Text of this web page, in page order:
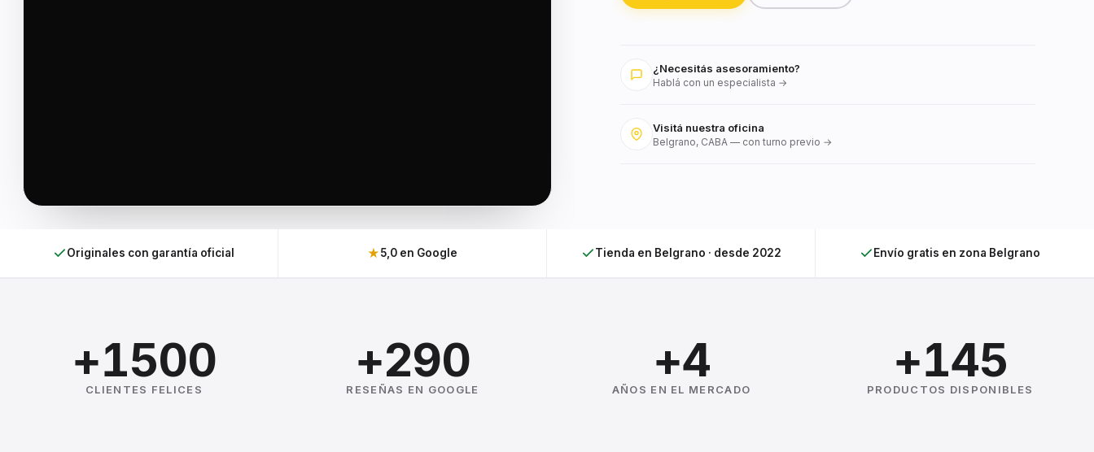
¿Necesitás asesoramiento?
Hablá con un especialista →
Visitá nuestra oficina
Belgrano, CABA — con turno previo →
Originales con garantía oficial ★5,0 en Google Tienda en Belgrano · desde 2022 Envío gratis en zona Belgrano
+1500
CLIENTES FELICES
+290
RESEÑAS EN GOOGLE
+4
AÑOS EN EL MERCADO
+145
PRODUCTOS DISPONIBLES